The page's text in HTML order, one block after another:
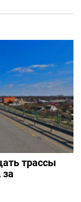
трассы